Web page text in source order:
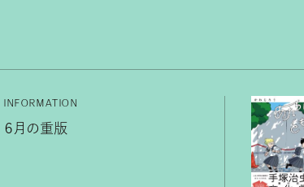
INFORMATION
６月の重版